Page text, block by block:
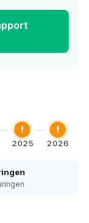
!
2025
!
2026